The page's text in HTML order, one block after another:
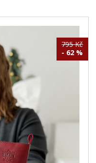
795 Kč
- 62 %